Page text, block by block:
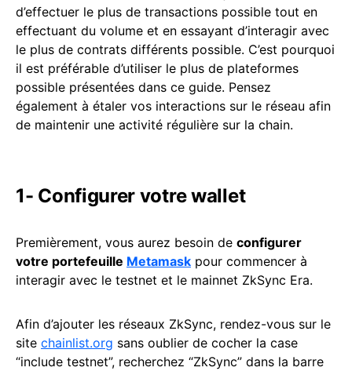
d’effectuer le plus de transactions possible tout en
effectuant du volume et en essayant d’interagir avec
le plus de contrats différents possible. C’est pourquoi
il est préférable d’utiliser le plus de plateformes
possible présentées dans ce guide. Pensez
également à étaler vos interactions sur le réseau afin
de maintenir une activité régulière sur la chain.
1- Configurer votre wallet
Premièrement, vous aurez besoin de configurer
votre portefeuille Metamask pour commencer à
interagir avec le testnet et le mainnet ZkSync Era.
Afin d’ajouter les réseaux ZkSync, rendez-vous sur le
site chainlist.org sans oublier de cocher la case
“include testnet”, recherchez “ZkSync” dans la barre